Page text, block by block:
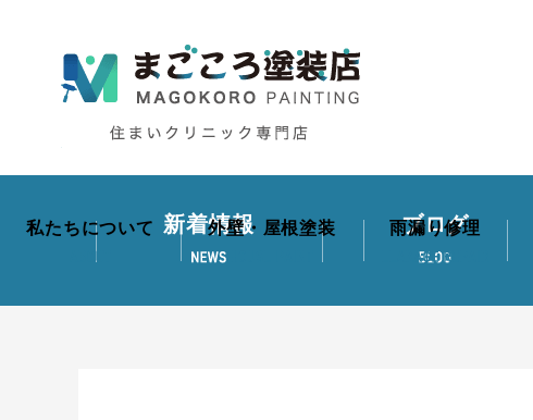
私たちについて 外壁・屋根塗装 雨漏り修理
新着情報 ブログ